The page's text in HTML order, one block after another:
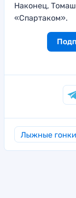
Наконец,
«Спартаком».
Лыжные гонки